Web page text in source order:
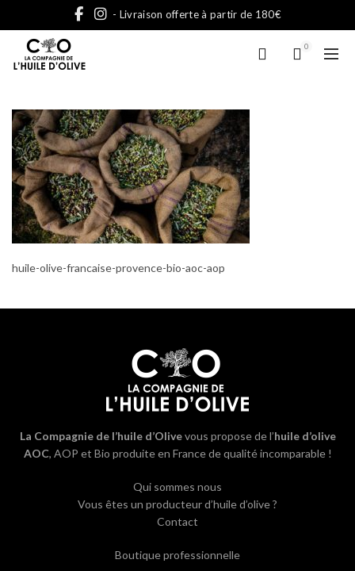
- Livraison offerte à partir de 180€
0
huile-olive-francaise-provence-bio-aoc-aop
La Compagnie de l’huile d’Olivevous propose de l’huile d’olive
AOC, AOP et Bio produite en France de qualité incomparable !
Qui sommes nous
Vous êtes un producteur d’huile d’olive ?
Contact
Boutique professionnelle